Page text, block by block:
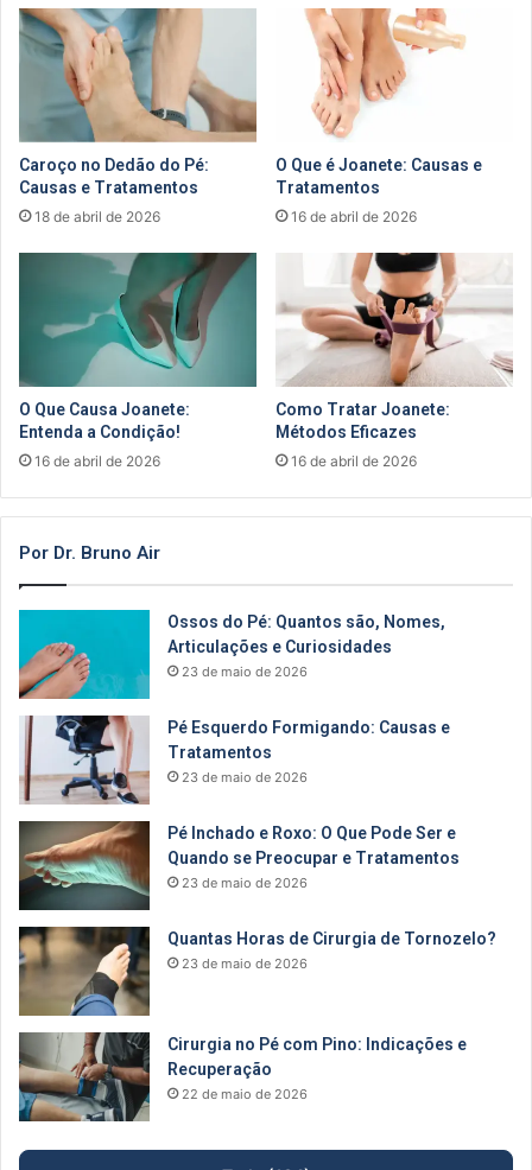
Caroço no Dedão do Pé:
Causas e Tratamentos
18 de abril de 2026
O Que é Joanete: Causas e
Tratamentos
16 de abril de 2026
O Que Causa Joanete:
Entenda a Condição!
16 de abril de 2026
Como Tratar Joanete:
Métodos Eficazes
16 de abril de 2026
Por Dr. Bruno Air
Ossos do Pé: Quantos são, Nomes,
Articulações e Curiosidades
23 de maio de 2026
Pé Esquerdo Formigando: Causas e
Tratamentos
23 de maio de 2026
Pé Inchado e Roxo: O Que Pode Ser e
Quando se Preocupar e Tratamentos
23 de maio de 2026
Quantas Horas de Cirurgia de Tornozelo?
23 de maio de 2026
Cirurgia no Pé com Pino: Indicações e
Recuperação
22 de maio de 2026